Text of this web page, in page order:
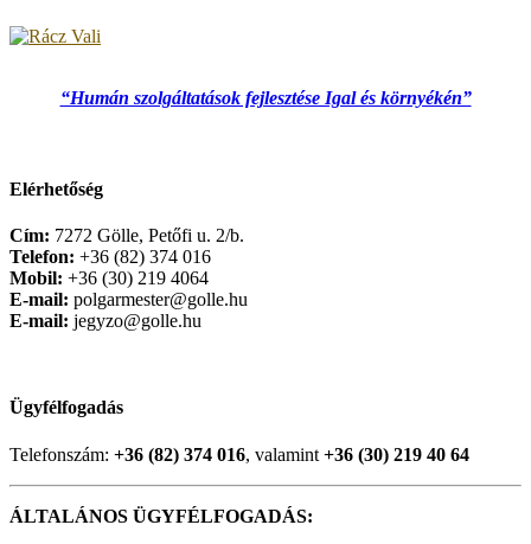
“Humán szolgáltatások fejlesztése Igal és környékén”
Elérhetőség
Cím: 7272 Gölle, Petőfi u. 2/b.
Telefon: +36 (82) 374 016
Mobil: +36 (30) 219 4064
E-mail: polgarmester@golle.hu
E-mail: jegyzo@golle.hu
Ügyfélfogadás
Telefonszám: +36 (82) 374 016, valamint +36 (30) 219 40 64
ÁLTALÁNOS ÜGYFÉLFOGADÁS: